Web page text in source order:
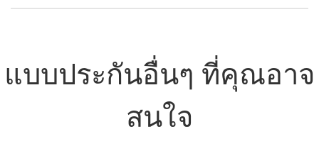
แบบประกันอื่นๆ ที่คุณอาจ
สนใจ